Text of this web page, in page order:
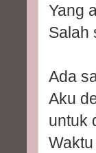
Yang
Salah
Ada
Aku
untuk